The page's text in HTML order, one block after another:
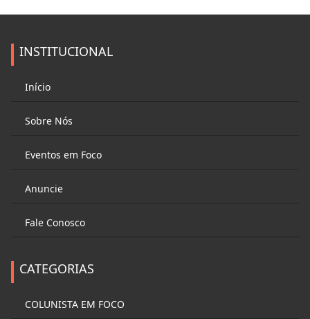
INSTITUCIONAL
Início
Sobre Nós
Eventos em Foco
Anuncie
Fale Conosco
CATEGORIAS
COLUNISTA EM FOCO